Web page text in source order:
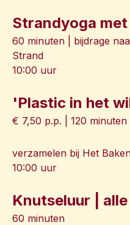
Strandyoga
60 minuten | bijdrage
Strand
10:00 uur
'Plastic in het
€ 7,50 p.p. | 120 minuten
verzamelen bij Het
10:00 uur
Knutseluur |
60 minuten